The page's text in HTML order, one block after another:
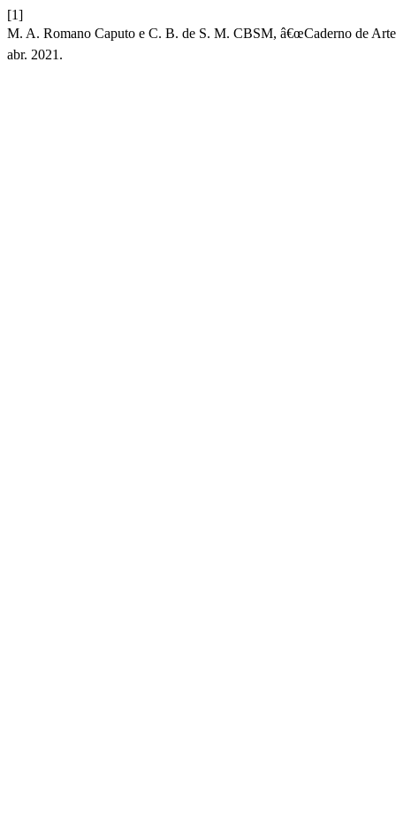
[1]
M. A. Romano Caputo e C. B. de S. M. CBSM, â€œCaderno de
abr. 2021.